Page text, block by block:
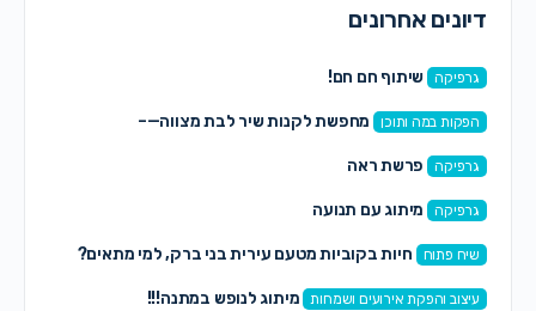
דיונים אחרונים
גרפיקה שיתוף חם חם!
הפקות במה ותוכן מחפשת לקנות שיר לבת מצווה—–
גרפיקה פרשת ראה
גרפיקה מיתוג עם תנועה
שיח פתוח חיות בקוביות מטעם עירית בני ברק, למי מתאים?
עיצוב והפקת אירועים ושמחות מיתוג לנופש במתנה!!!